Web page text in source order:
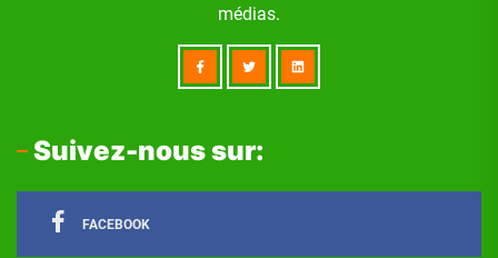
médias.
Suivez-nous sur:
FACEBOOK